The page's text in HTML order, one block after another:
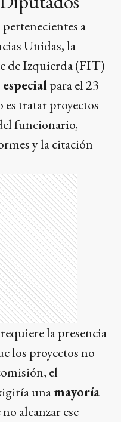
a
Unidas, la
de Izquierda (FIT)
para el 23
es tratar proyectos
funcionario,
y la citación
la presencia
los proyectos no
el
unamayoría
alcanzar ese